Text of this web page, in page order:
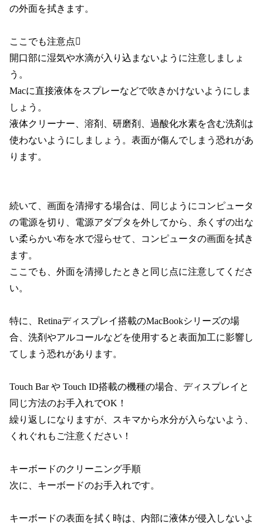
の外面を拭きます。
ここでも注意点
開口部に湿気や水滴が入り込まないように注意しましょ
う。
Macに直接液体をスプレーなどで吹きかけないようにしま
しょう。
液体クリーナー、溶剤、研磨剤、過酸化水素を含む洗剤は
使わないようにしましょう。表面が傷んでしまう恐れがあ
ります。
続いて、画面を清掃する場合は、同じようにコンピュータ
の電源を切り、電源アダプタを外してから、糸くずの出な
い柔らかい布を水で湿らせて、コンピュータの画面を拭き
ます。
ここでも、外面を清掃したときと同じ点に注意してくださ
い。
特に、Retinaディスプレイ搭載のMacBookシリーズの場
合、洗剤やアルコールなどを使用すると表面加工に影響し
てしまう恐れがあります。
Touch Bar や Touch ID搭載の機種の場合、ディスプレイと
同じ方法のお手入れでOK！
繰り返しになりますが、スキマから水分が入らないよう、
くれぐれもご注意ください！
キーボードのクリーニング手順
次に、キーボードのお手入れです。
キーボードの表面を拭く時は、内部に液体が侵入しないよ